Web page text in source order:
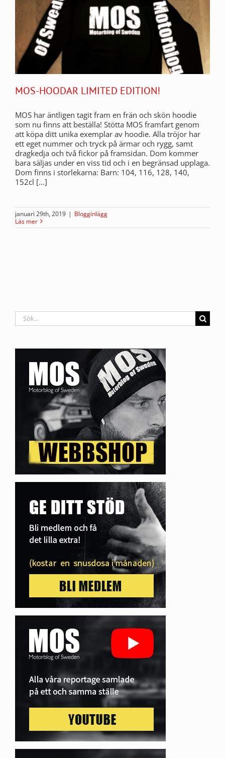
MOS-HOODAR LIMITED EDITION!
MOS har äntligen tagit fram en frän och skön hoodie
som nu finns att beställa! Stötta MOS framfart genom
att köpa ditt unika exemplar av hoodie. Alla tröjor har
ett eget nummer och tryck på ärmar och rygg, samt
dragkedja och två fickor på framsidan. Dom kommer
bara säljas under en viss tid och i en begränsad upplaga.
Dom finns i storlekarna: Barn: 104, 116, 128, 140,
152cl [...]
januari 29th, 2019 | Blogginlägg
Läs mer
Sök
efter: